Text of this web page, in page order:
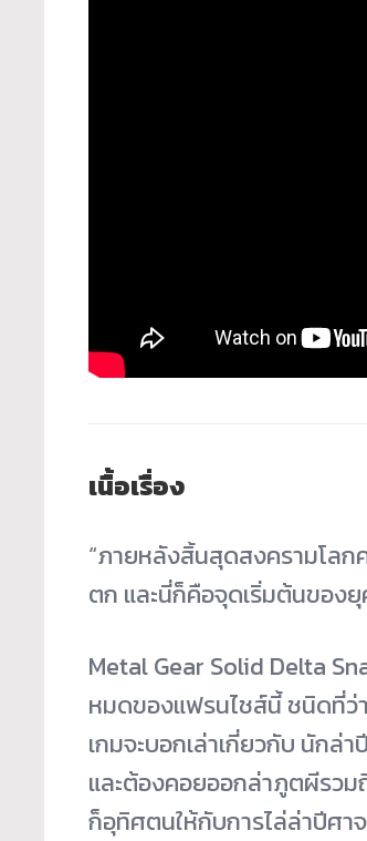
เนื้อเรื่อง
“ภายหลังสิ้นสุดสงครามโลก
ตก และนี่ก็คือจุดเริ่มต้นของ
Metal Gear Solid Delta
หมดของแฟรนไชส์นี้ ชนิดที่ว่
เกมจะบอกเล่าเกี่ยวกับ นักล่
และต้องคอยออกล่าภูตผีรวม
ก็อุทิศตนให้กับการไล่ล่าปีศา